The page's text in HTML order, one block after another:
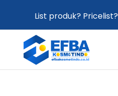
List produk? Pricelist?